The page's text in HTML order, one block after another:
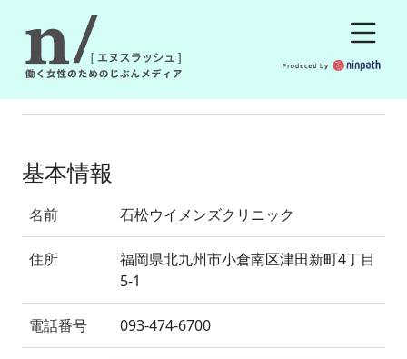
基本情報
名前 石松ウイメンズクリニック
住所
福岡県北九州市小倉南区津田新町4丁目
5-1
電話番号 093-474-6700